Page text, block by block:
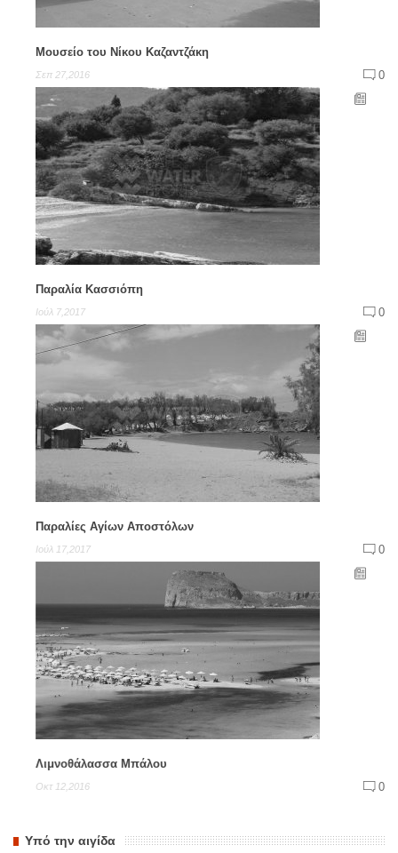
Μουσείο του Νίκου Καζαντζάκη
Σεπ 27,2016 0
Παραλία Κασσιόπη
Ιούλ 7,2017 0
Παραλίες Αγίων Αποστόλων
Ιούλ 17,2017 0
Λιμνοθάλασσα Μπάλου
Οκτ 12,2016 0
Υπό την αιγίδα